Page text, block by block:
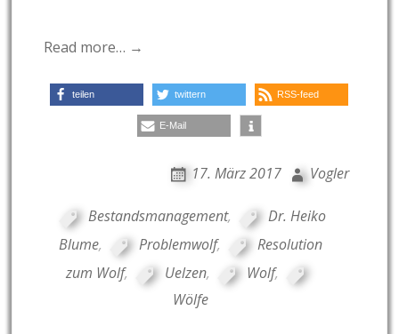
Read more… →
teilen twittern RSS-feed
E-Mail
17. März 2017 Vogler
Bestandsmanagement,
Dr. Heiko
Blume, Problemwolf,
Resolution
zum Wolf, Uelzen, Wolf,
Wölfe